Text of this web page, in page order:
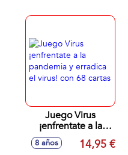
Juego Virus
¡enfrentate a la
pandemia y
erradica el virus!
8 años 14,95 €